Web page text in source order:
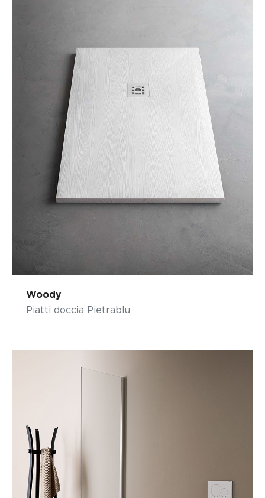
Woody
Piatti doccia Pietrablu